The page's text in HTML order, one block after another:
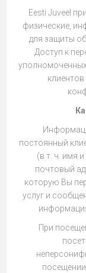
Eesti Juveel
физические,
для защиты
Доступ к
постоянный
(в т. ч. имя
почтовый
которую Вы
услуг и
При
посещении